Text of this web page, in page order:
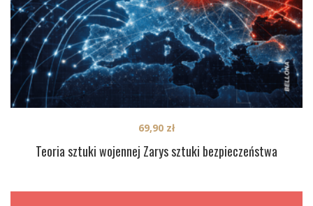
Teoria sztuki wojennej Zarys sztuki bezpieczeństwa
69,90 zł